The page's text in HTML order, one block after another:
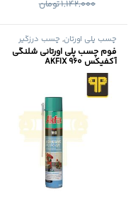
1,142,000تومان
چسب پلی اورتان, چسب درزگیر
فوم چسب پلی اورتانی شلنگی
آکفیکس AKFIX 960